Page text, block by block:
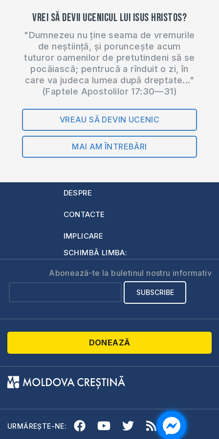
Vrei să devii ucenicul lui Isus Hristos?
"Dumnezeu nu ține seama de vremurile
de neștiință, și poruncește acum
tuturor oamenilor de pretutindeni să se
pocăiască; pentrucă a rînduit o zi, în
care va judeca lumea după dreptate..."
(Faptele Apostolilor 17:30—31)
VREAU SĂ DEVIN UCENIC
MAI AM ÎNTREBĂRI
DESPRE
CONTACTE
IMPLICARE
SCHIMBĂ LIMBA:
Abonează-te la buletinul nostru informativ
DONEAZĂ
URMĂREȘTE-NE: